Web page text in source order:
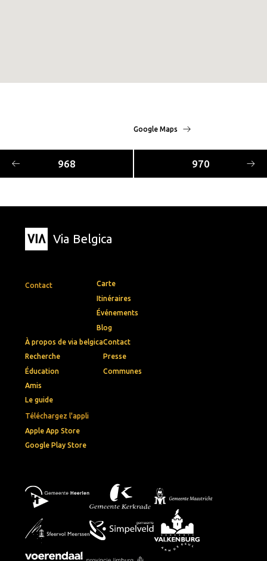
Google Maps
968 970
Via Belgica
Contact
Téléchargez l'appli
Apple App Store
Google Play Store
Carte
Itinéraires
Événements
Blog
À propos de via belgica
Recherche
Éducation
Amis
Le guide
Contact
Presse
Communes